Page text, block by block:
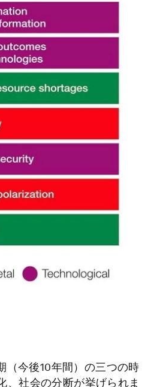
（今後10年間）の三つの時
、社会の分断が挙げられま